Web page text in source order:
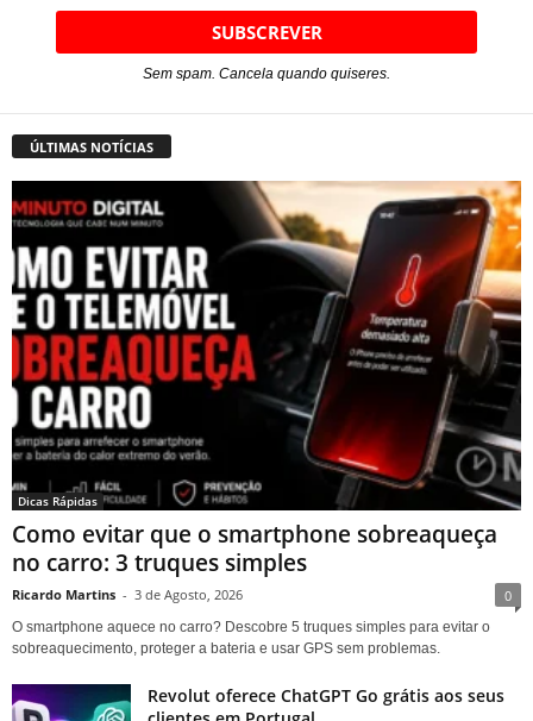
Sem spam. Cancela quando quiseres.
ÚLTIMAS NOTÍCIAS
Dicas Rápidas
Como evitar que o smartphone sobreaqueça
no carro: 3 truques simples
Ricardo Martins - 3 de Agosto, 2026 0
O smartphone aquece no carro? Descobre 5 truques simples para evitar o
sobreaquecimento, proteger a bateria e usar GPS sem problemas.
Revolut oferece ChatGPT Go grátis aos seus